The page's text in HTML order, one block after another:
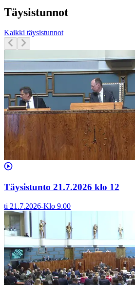
Täysistunnot
Kaikki täysistunnot
Täysistunto 21.7.2026 klo 12
ti 21.7.2026-Klo 9.00